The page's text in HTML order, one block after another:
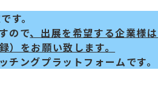
す。
ので、出展を希望する企業様
をお願い致します。
ングプラットフォームです。